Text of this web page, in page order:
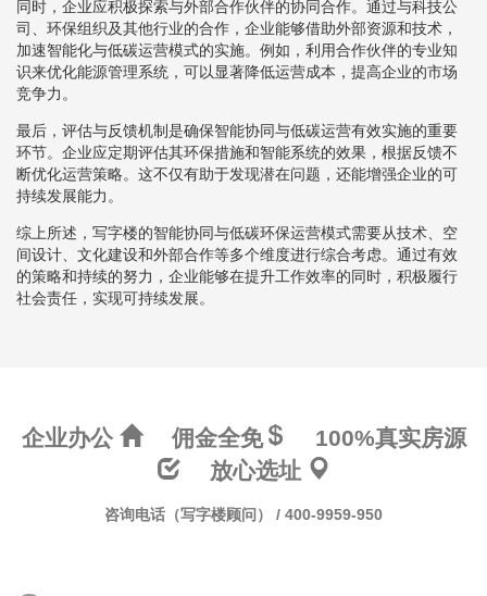
同时，企业应积极探索与外部合作伙伴的协同合作。通过与科技公
司、环保组织及其他行业的合作，企业能够借助外部资源和技术，
加速智能化与低碳运营模式的实施。例如，利用合作伙伴的专业知
识来优化能源管理系统，可以显著降低运营成本，提高企业的市场
竞争力。
最后，评估与反馈机制是确保智能协同与低碳运营有效实施的重要
环节。企业应定期评估其环保措施和智能系统的效果，根据反馈不
断优化运营策略。这不仅有助于发现潜在问题，还能增强企业的可
持续发展能力。
综上所述，写字楼的智能协同与低碳环保运营模式需要从技术、空
间设计、文化建设和外部合作等多个维度进行综合考虑。通过有效
的策略和持续的努力，企业能够在提升工作效率的同时，积极履行
社会责任，实现可持续发展。
企业办公 佣金全免
100%真实房源
放心选址
咨询电话（写字楼顾问） / 400-9959-950